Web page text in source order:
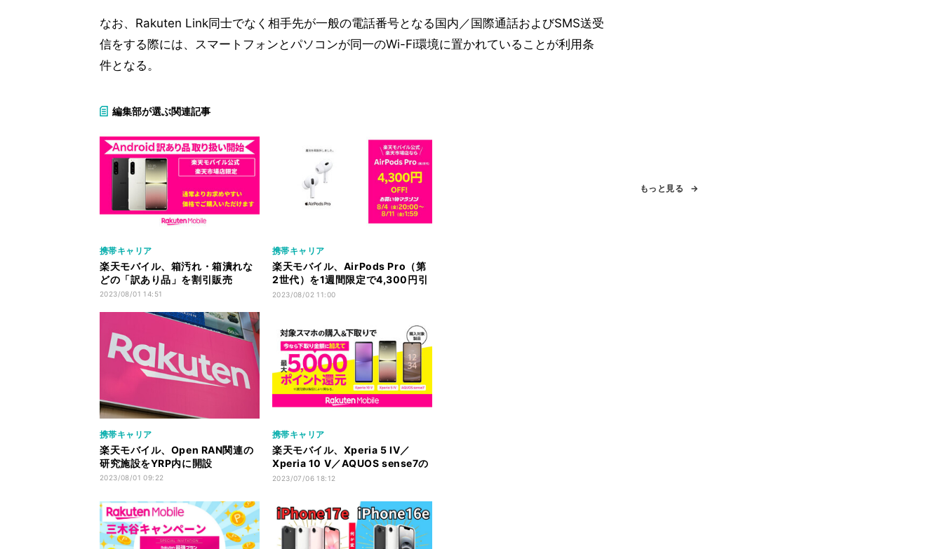
なお、Rakuten Link同士でなく相手先が一般の電話番号となる国内／国際通話およびSMS送受
信をする際には、スマートフォンとパソコンが同一のWi-Fi環境に置かれていることが利用条
件となる。
編集部が選ぶ関連記事
携帯キャリア
楽天モバイル、箱汚れ・箱潰れな
どの「訳あり品」を割引販売
2023/08/01 14:51
携帯キャリア
楽天モバイル、AirPods Pro（第
2世代）を1週間限定で4,300円引
き
2023/08/02 11:00
携帯キャリア
楽天モバイル、Open RAN関連の
研究施設をYRP内に開設
2023/08/01 09:22
携帯キャリア
楽天モバイル、Xperia 5 IV／
Xperia 10 V／AQUOS sense7の
購入＋下取りで最大5,000ポイン
2023/07/06 18:12
もっと見る